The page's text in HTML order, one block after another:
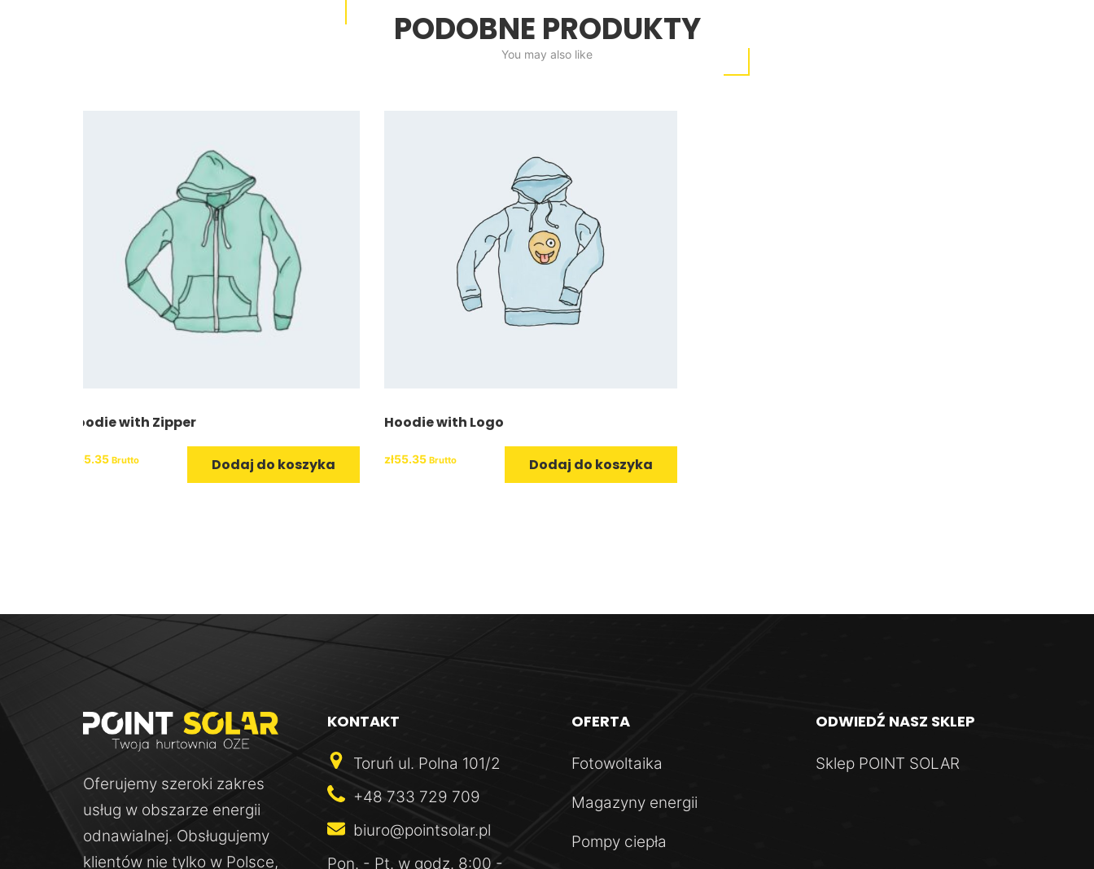
PODOBNE PRODUKTY
You may also like
Hoodie with Zipper
55.35 Brutto Dodaj do koszyka
Quick View
Hoodie with Logo
zł55.35 Brutto Dodaj do koszyka
Oferujemy szeroki zakres
usług w obszarze energii
odnawialnej. Obsługujemy
klientów nie tylko w Polsce,
KONTAKT
Toruń ul. Polna 101/2
+48 733 729 709
biuro@pointsolar.pl
Pon. - Pt. w godz. 8:00 -
OFERTA
Fotowoltaika
Magazyny energii
Pompy ciepła
ODWIEDŹ NASZ SKLEP
Sklep POINT SOLAR